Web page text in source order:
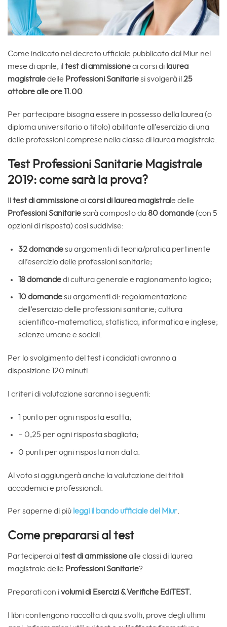
Come indicato nel decreto ufficiale pubblicato dal Miur nel
mese di aprile, il test di ammissioneai corsi di laurea
magistraledelle Professioni Sanitariesi svolgerà il 25
ottobre alle ore 11.00
Per partecipare bisogna essere in possesso della laurea (o
diploma universitario o titolo) abilitante all’esercizio di una
delle professioni comprese nella classe di laurea magistrale.
Test Professioni Sanitarie Magistrale
2019: come sarà la prova?
test di ammissioneaicorsi di laurea magistrale delle
Professioni Sanitariesarà composto da80 domande(con 5
opzioni di risposta) così suddivise:
32 domandesu argomenti di teoria/pratica pertinente
all’esercizio delle professioni sanitarie;
18 domandedi cultura generale e ragionamento logico;
10 domandesu argomenti di: regolamentazione
dell’esercizio delle professioni sanitarie; cultura
scientifico-matematica, statistica, informatica e inglese;
scienze umane e sociali.
Per lo svolgimento del test i candidati avranno a
disposizione 120 minuti.
I criteri di valutazione saranno i seguenti:
1 punto per ogni risposta esatta;
– 0,25 per ogni risposta sbagliata;
0 punti per ogni risposta non data.
Al voto si aggiungerà anche la valutazione dei titoli
accademici e professionali.
Per saperne di più leggi il bando ufficiale del Miur.
Come prepararsi al test
Parteciperai al test di ammissionealle classi di laurea
magistrale delle Professioni Sanitarie?
Preparati con ivolumi di Esercizi & Verifiche EdiTEST.
I libri contengono raccolta di quiz svolti, prove degli ultimi